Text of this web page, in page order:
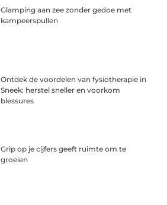
Glamping aan zee zonder gedoe met
kampeerspullen
Ontdek de voordelen van fysiotherapie in
Sneek: herstel sneller en voorkom
blessures
Grip op je cijfers geeft ruimte om te
groeien